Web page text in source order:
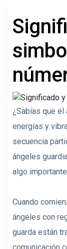
¿Sabías que
energías y
secuencia
ángeles
algo
Cuando
ángeles con
guarda están